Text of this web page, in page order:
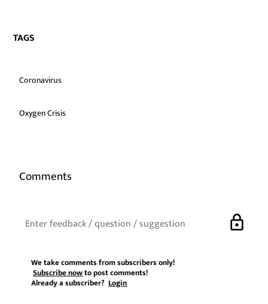
TAGS
Coronavirus
Oxygen Crisis
Comments
lock
We take comments from subscribers only!
Subscribe nowto post comments!
Already a subscriber?Login